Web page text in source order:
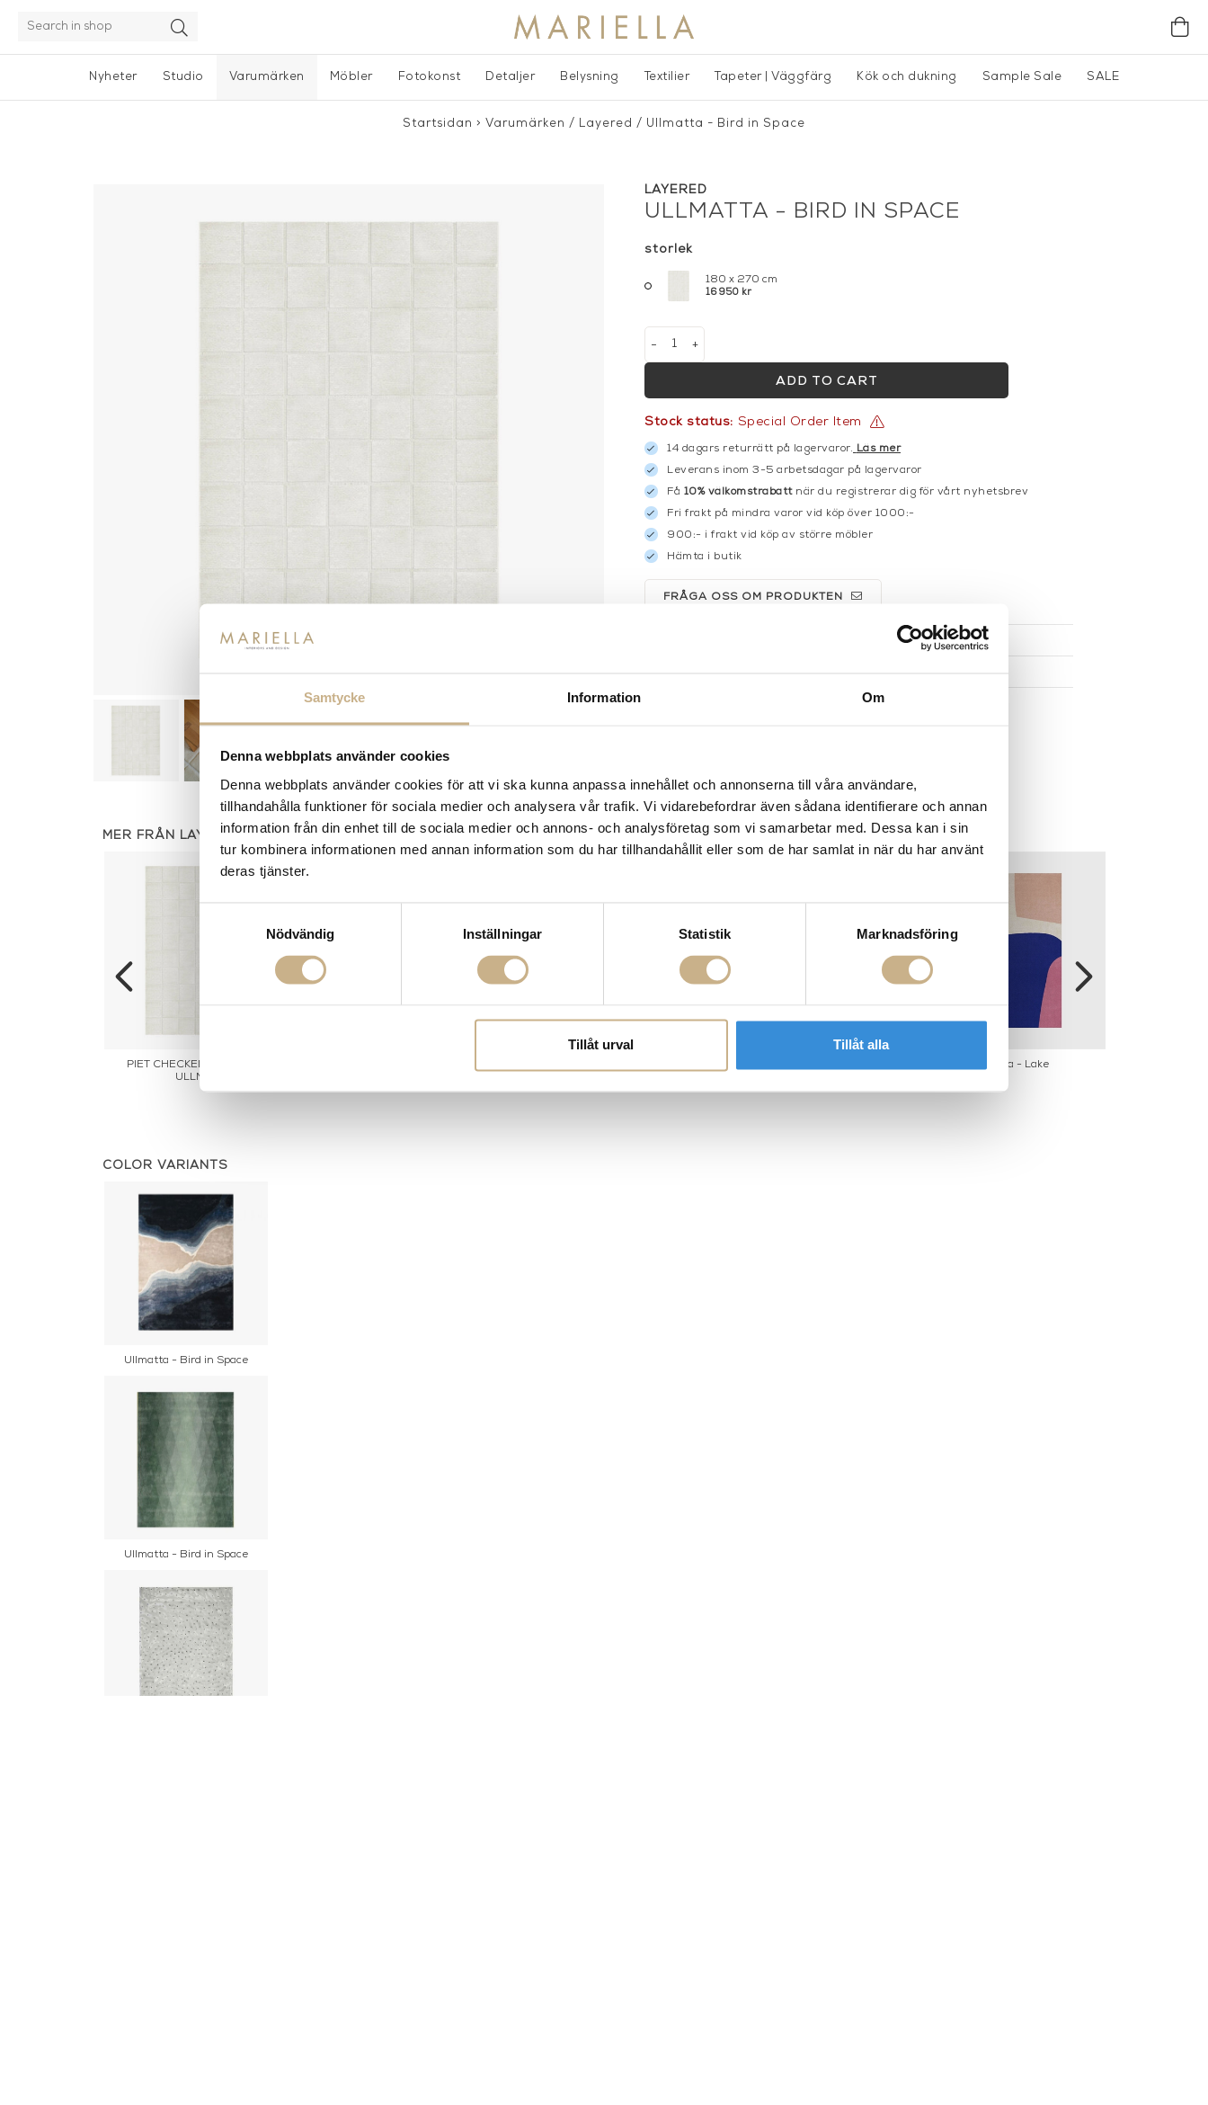
Samtycke Information Om
Denna webbplats använder cookies
Denna webbplats använder cookies för att vi ska kunna anpassa innehållet och annonserna till våra användare,
tillhandahålla funktioner för sociala medier och analysera vår trafik. Vi vidarebefordrar även sådana identifierare och annan
information från din enhet till de sociala medier och annons- och analysföretag som vi samarbetar med. Dessa kan i sin
tur kombinera informationen med annan information som du har tillhandahållit eller som de har samlat in när du har använt
deras tjänster.
Nödvändig
Inställningar Statistik Marknadsföring
Tillåt urval Tillåt alla
Nyheter Studio Varumärken Möbler Fotokonst Detaljer Belysning Textilier Tapeter | Väggfärg Kök och dukning Sample Sale SALE
Startsidan > Varumärken / Layered / Ullmatta - Bird in Space
LAYERED
ULLMATTA - BIRD IN SPACE
storlek
180 x 270 cm
16 950 kr
+
-
ADD TO CART
Stock status: Special Order Item
14 dagars returrätt på lagervaror. Läs mer
Leverans inom 3-5 arbetsdagar på lagervaror
Få 10% välkomstrabattnär du registrerar dig för vårt nyhetsbrev
Fri frakt på mindra varor vid köp över 1000:-
900:- i frakt vid köp av större möbler
Hämta i butik
FRÅGA OSS OM PRODUKTEN
MER FRÅN LAYERED
PIET CHECKED BONE WHITE
ULLMATTA
Ullmatta - Lake
COLOR VARIANTS
Ullmatta - Bird in Space
Ullmatta - Bird in Space